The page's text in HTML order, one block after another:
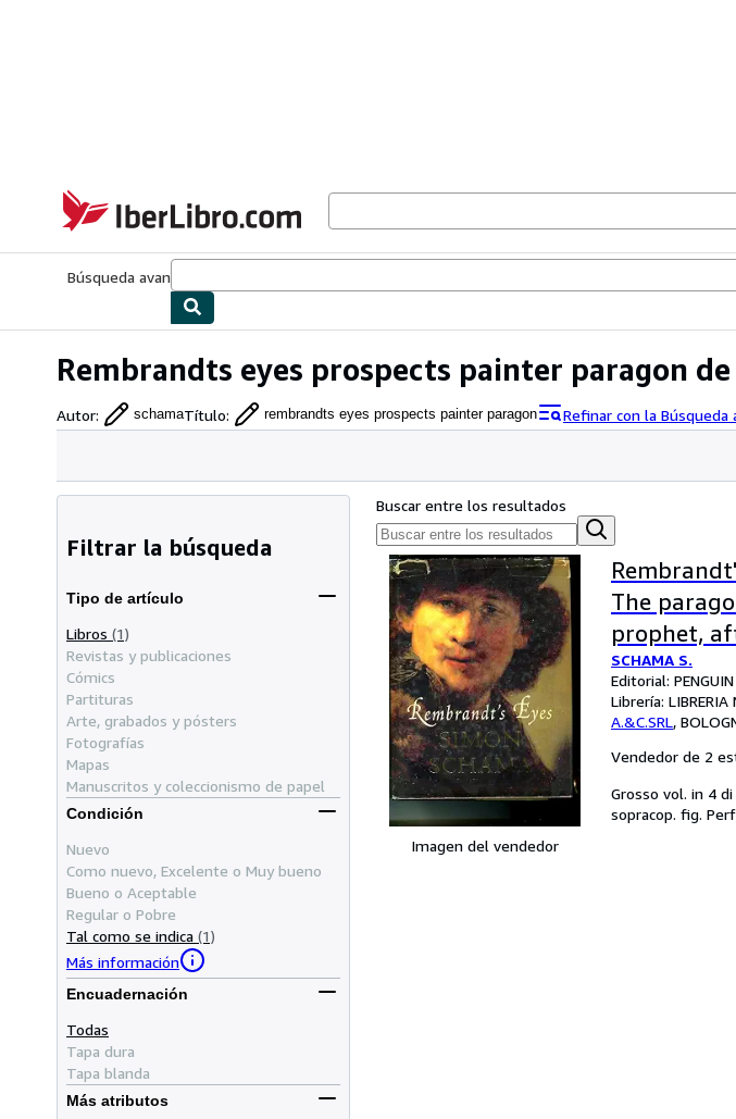
IberLibro.com
Búsqueda avanzada
Rembrandts eyes prospects painter paragon de
Autor: schamaTítulo: rembrandts eyes prospects painter paragon Refinar con la Búsqueda
Filtrar la búsqueda
Tipo de artículo
Libros (1)
Revistas y publicaciones
Cómics
Partituras
Arte, grabados y pósters
Fotografías
Mapas
Manuscritos y coleccionismo de papel
Condición
Nuevo
Como nuevo, Excelente o Muy bueno
Bueno o Aceptable
Regular o Pobre
Tal como se indica (1)
Más información
Encuadernación
Todas
Tapa dura
Tapa blanda
Más atributos
Buscar entre los resultados
Imagen del vendedor
The
prophet,
SCHAMA S.
Editorial:
Librería:
A.&C.SRL,
Vendedor de 2
Grosso vol. in 4
sopracop. fig.